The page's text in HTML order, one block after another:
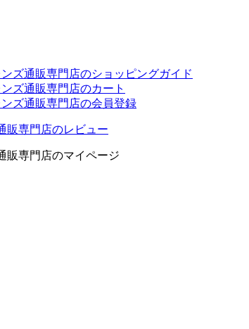
ズ通販専門店のショッピングガイド
ズ通販専門店のカート
ズ通販専門店の会員登録
販専門店のレビュー
販専門店のマイページ